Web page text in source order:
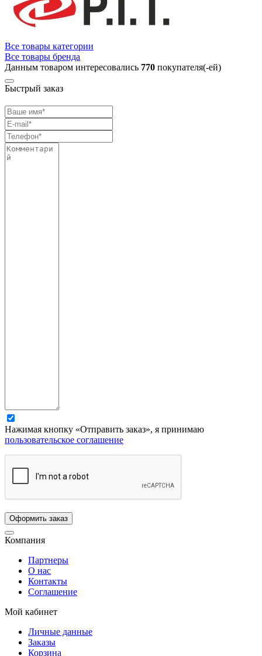
Все товары категории
Все товары бренда
Данным товаром интересовались 770 покупателя(-ей)
Быстрый заказ
Нажимая кнопку «Отправить заказ», я принимаю
пользовательское соглашение
Компания
Партнеры
О нас
Контакты
Соглашение
Мой кабинет
Личные данные
Заказы
Корзина